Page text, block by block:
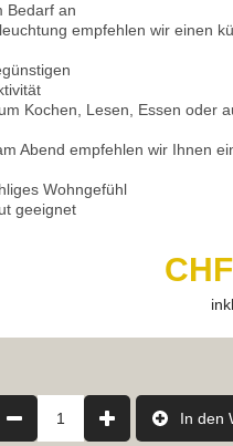
Bedarf an
empfehlen wir einen
Kochen, Lesen, Essen oder
Abend empfehlen wir Ihnen
Wohngefühl
geeignet
sehr gut ausleuchten
einen Dimmer integriert
1 In den